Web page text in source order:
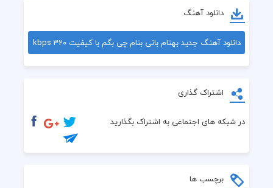
دانلود آهنگ
دانلود آهنگ جدید بهنام بانی بنام چی بگم با کیفیت 320 kbps
اشتراک گذاری
در شبکه های اجتماعی به اشتراک بگذارید
برچسب ها